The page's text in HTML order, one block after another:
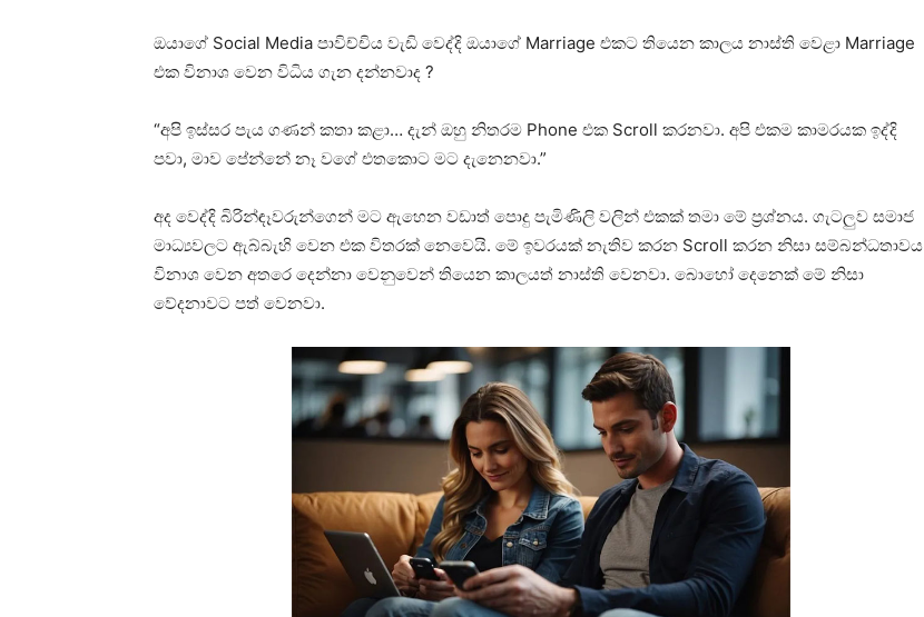
ඔයාගේ Social Media පාවිච්චිය වැඩි වෙද්දි ඔයාගේ Marriage එකට තියෙන කාලය නාස්ති වෙළා Marriage
එක විනාශ වෙන විධිය ගැන දන්නවාද ?
“අපි ඉස්සර පැය ගණන් කතා කළා… දැන් ඔහු නිතරම Phone එක Scroll කරනවා. අපි එකම කාමරයක ඉද්දි
පවා, මාව පේන්නේ නෑ වගේ එතකොට මට දැනෙනවා.”
අද වෙද්දි බිරින්ඳෑවරුන්ගෙන් මට ඇහෙන වඩාත් පොදු පැමිණිලි වලින් එකක් තමා මේ ප්‍රශ්නය. ගැටලුව සමාජ
මාධ්‍යවලට ඇබ්බැහි වෙන එක විතරක් නෙවෙයි. මේ ඉවරයක් නැතිව කරන Scroll කරන නිසා සම්බන්ධතාවය
විනාශ වෙන අතරෙ දෙන්නා වෙනුවෙන් තියෙන කාලයත් නාස්ති වෙනවා. බොහෝ දෙනෙක් මේ නිසා
වේදනාවට පත් වෙනවා.